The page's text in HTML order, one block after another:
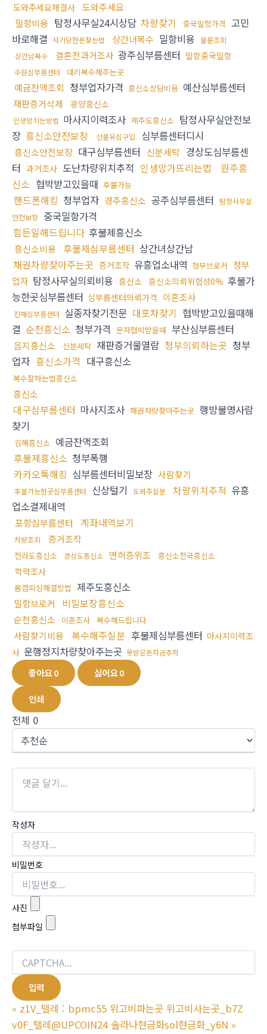
도와주세요해결사 도와주세요
밀항비용 탐정사무실24시상담 차량찾기 중국밀항가격 고민
바로해결 사기당한돈찾는법 상간녀복수 밀항비용 불륜조회
상간남복수
결혼전과거조사 광주심부름센터 밀항중국밀항
수원심부름센터 대리복수해주는곳
예금잔액조회 청부업자가격 흥신소상담비용 예산심부름센터
재판증거삭제 광양흥신소
인생망치는방법 마사지이력조사 제주도흥신소 탐정사무실안전보
장 흥신소안전보장 선불유심구입 심부름센터디시
흥신소안전보장 대구심부름센터 신분세탁 경상도심부름센
터 과거조사 도난차량위치추적 인생망가뜨리는법
원주흥
신소 협박받고있을때 후불가능
핸드폰해킹 청부업자 경주흥신소 공주심부름센터 탐정사무실
안전보장 중국밀항가격
힘든일해드립니다 후불제흥신소
흥신소비용 후불제심부름센터 상간녀상간남
채권차량찾아주는곳 증거조작 유흥업소내역 청부브로커 청부
업자 탐정사무실의뢰비용 흥신소 흥신소의뢰위험성0% 후불가
능한곳심부름센터 심부름센터의뢰가격 이혼조사
진해심부름센터 실종자찾기전문 대포차찾기 협박받고있을때해
결 순천흥신소 청부가격 문자협박받을때 부산심부름센터
음지흥신소 신분세탁 재판증거물열람 청부의뢰하는곳 청부
업자 흥신소가격 대구흥신소
복수잘하는법흥신소
흥신소
대구심부름센터 마사지조사 채권차량찾아주는곳 행방불명사람
찾기
김해흥신소 예금잔액조회
후불제흥신소 청부폭행
카카오톡해킹 심부름센터비밀보장 사람찾기
후불가능한곳심부름센터 신상털기 도와주실분 차량위치추적 유흥
업소결제내역
포항심부름센터 계좌내역보기
차량조회 증거조작
전라도흥신소 경상도흥신소 면허증위조 흥신소전국흥신소
학력조사
몸캠피싱해결방법 제주도흥신소
밀항브로커 비밀보장흥신소
순천흥신소 이혼조사 복수해드립니다
사람찾기비용 복수해주실분 후불제심부름센터 마사지이력조
사 운행정지차량찾아주는곳 못받은돈자금추적
좋아요0 싫어요0
인쇄
전체 0
작성자
비밀번호
사진
첨부파일
« z1V_텔레 : bpmc55 위고비파는곳 위고비사는곳_b7Z
v0F_텔레@UPCOIN24 솔라나현금화sol현금화_y6N »